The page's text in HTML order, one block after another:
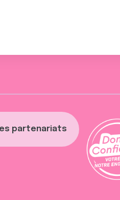
partenariats